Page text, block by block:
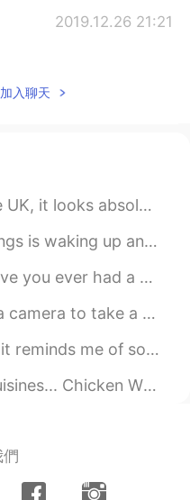
2019.12.26 21:21
God know
كفاكم غباءً كل من
غباءً هو نصراني
ويقول أنه سيدخل
2019.12.26 20:58
入聊天
latte and being very careful when I make ...
before? I hate them. A dry conversatio...
this sky one with my mobile (IPhone). ...
if there are any animators then you...
It's so simple but yet so filling and t...